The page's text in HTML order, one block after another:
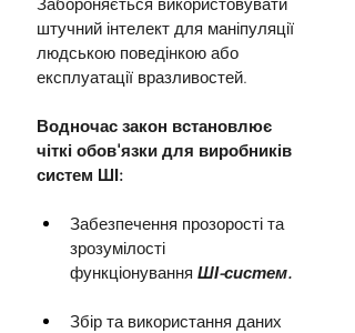
штучний інтелект для маніпуляції
людською поведінкою або
експлуатації вразливостей.
Водночас закон встановлює
чіткі обов'язки для виробників
систем ШІ:
Забезпечення прозорості та
зрозумілості
функціонування ШІ-систем.
Збір та використання даних